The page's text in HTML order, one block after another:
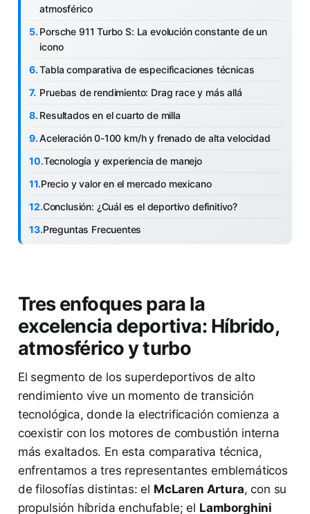
atmosférico
Porsche 911 Turbo S: La evolución constante de un
icono
Tabla comparativa de especificaciones técnicas
Pruebas de rendimiento: Drag race y más allá
Resultados en el cuarto de milla
Aceleración 0-100 km/h y frenado de alta velocidad
Tecnología y experiencia de manejo
Precio y valor en el mercado mexicano
Conclusión: ¿Cuál es el deportivo definitivo?
Preguntas Frecuentes
Tres enfoques para la
excelencia deportiva: Híbrido,
atmosférico y turbo
El segmento de los superdeportivos de alto
rendimiento vive un momento de transición
tecnológica, donde la electrificación comienza a
coexistir con los motores de combustión interna
más exaltados. En esta comparativa técnica,
enfrentamos a tres representantes emblemáticos
de filosofías distintas: el McLaren Artura, con su
propulsión híbrida enchufable; el Lamborghini